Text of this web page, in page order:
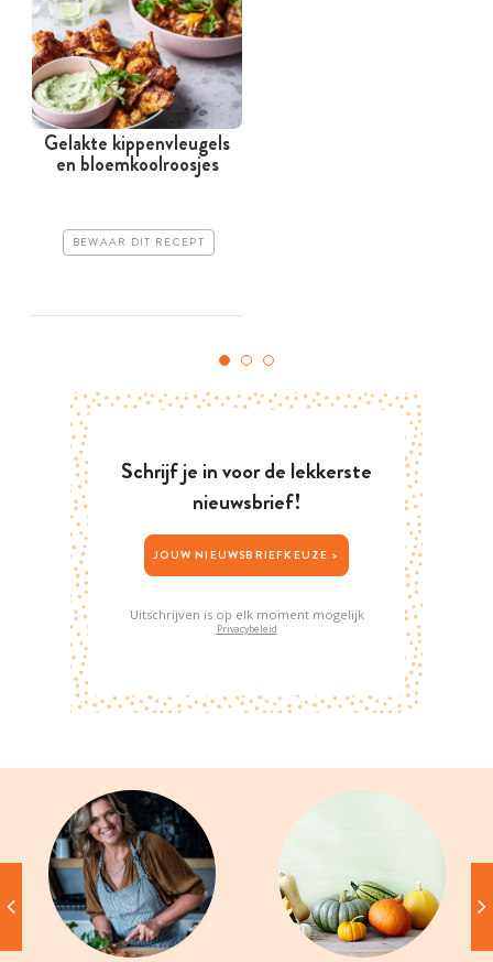
Gelakte kippenvleugels
en bloemkoolroosjes
BEWAAR DIT RECEPT
Schrijf je in voor de lekkerste
nieuwsbrief!
JOUW NIEUWSBRIEFKEUZE >
Uitschrijven is op elk moment mogelijk
Privacybeleid